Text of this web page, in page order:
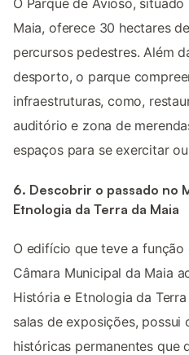
O Parque de Avioso,
Maia, oferece 30 hectares
percursos pedestres. Além
desporto, o parque
infraestruturas, como,
auditório e zona de
espaços para se exercitar
6. Descobrir o passado no
Etnologia da Terra da Maia
O edifício que teve a função
Câmara Municipal da Maia
História e Etnologia da
salas de exposições,
históricas permanentes que